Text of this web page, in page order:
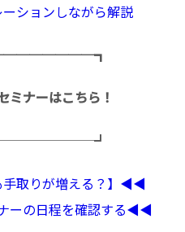
ションしながら解説
ミナーはこちら！
取りが増える？】◀︎◀︎
ーの日程を確認する◀︎◀︎